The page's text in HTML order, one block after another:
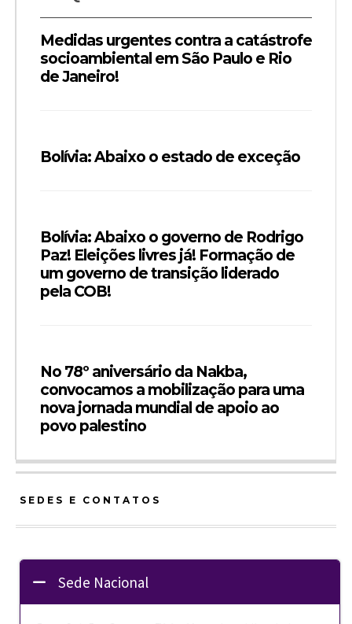
Medidas urgentes contra a catástrofe
socioambiental em São Paulo e Rio
de Janeiro!
Bolívia: Abaixo o estado de exceção
Bolívia: Abaixo o governo de Rodrigo
Paz! Eleições livres já! Formação de
um governo de transição liderado
pela COB!
No 78º aniversário da Nakba,
convocamos a mobilização para uma
nova jornada mundial de apoio ao
povo palestino
SEDES E CONTATOS
Sede Nacional